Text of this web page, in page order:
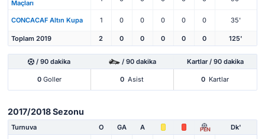
Maçları
CONCACAF Altın Kupa 1 0 0 0 0 0 35'
Toplam 2019 2 0 0 0 0 0 125'
/ 90 dakika / 90 dakika Kartlar / 90 dakika
0Goller 0 Asist 0 Kartlar
2017/2018 Sezonu
Turnuva O GA A PEN Dk'